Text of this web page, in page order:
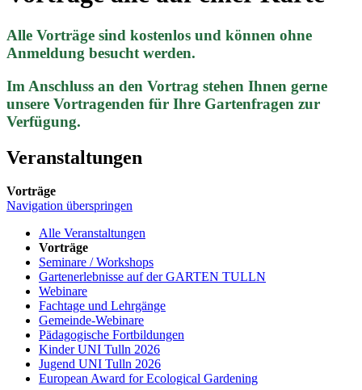
Alle Vorträge sind kostenlos und können ohne
Anmeldung besucht werden.
Im Anschluss an den Vortrag stehen Ihnen gerne
unsere Vortragenden für Ihre Gartenfragen zur
Verfügung.
Veranstaltungen
Vorträge
Navigation überspringen
Alle Veranstaltungen
Vorträge
Seminare / Workshops
Gartenerlebnisse auf der GARTEN TULLN
Webinare
Fachtage und Lehrgänge
Gemeinde-Webinare
Pädagogische Fortbildungen
Kinder UNI Tulln 2026
Jugend UNI Tulln 2026
European Award for Ecological Gardening